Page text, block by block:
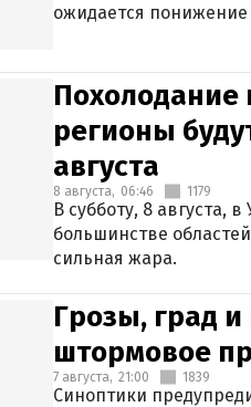
ожидается
Похолодание
регионы
августа
8 августа, 06:46 1179
В субботу, 8 августа,
большинстве
сильная жара.
Грозы, град
штормовое
7 августа, 21:00 1839
Синоптики